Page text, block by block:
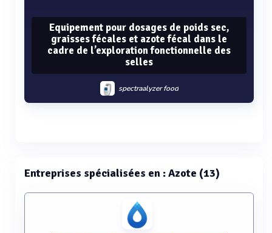
Equipement pour dosages de poids sec,
graisses fécales et azote fécal dans le
cadre de l’exploration fonctionnelle des
selles
spectraalyzer food
Entreprises spécialisées en : Azote (13)